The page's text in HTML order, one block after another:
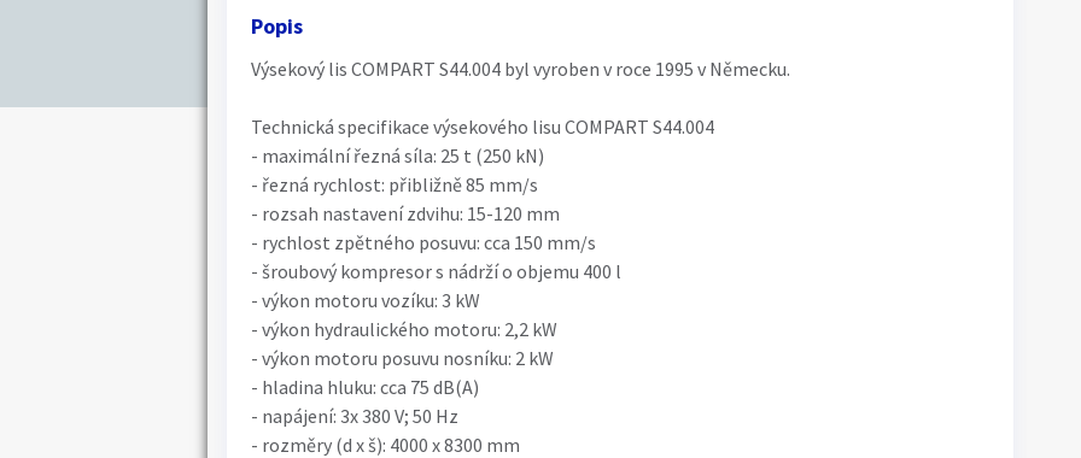
Popis
Výsekový lis COMPART S44.004 byl vyroben v roce 1995 v Německu.
Technická specifikace výsekového lisu COMPART S44.004
- maximální řezná síla: 25 t (250 kN)
- řezná rychlost: přibližně 85 mm/s
- rozsah nastavení zdvihu: 15-120 mm
- rychlost zpětného posuvu: cca 150 mm/s
- šroubový kompresor s nádrží o objemu 400 l
- výkon motoru vozíku: 3 kW
- výkon hydraulického motoru: 2,2 kW
- výkon motoru posuvu nosníku: 2 kW
- hladina hluku: cca 75 dB(A)
- napájení: 3x 380 V; 50 Hz
- rozměry (d x š): 4000 x 8300 mm